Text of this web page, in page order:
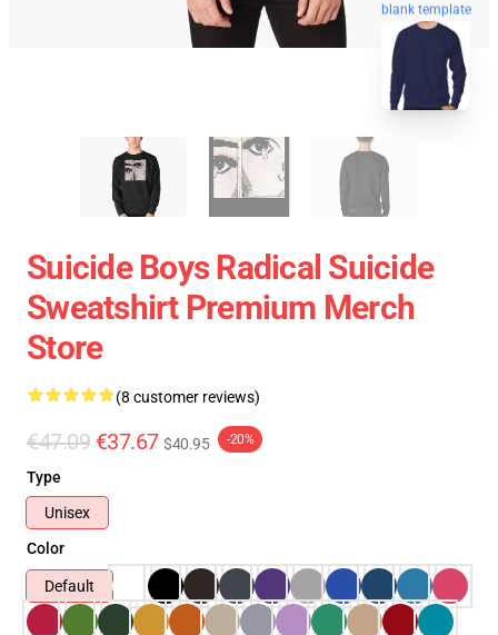
blank template
Suicide Boys Radical Suicide
Sweatshirt Premium Merch
Store
(8 customer reviews)
€47.09 €37.67 $40.95 -20%
Type
Unisex
Color
Default